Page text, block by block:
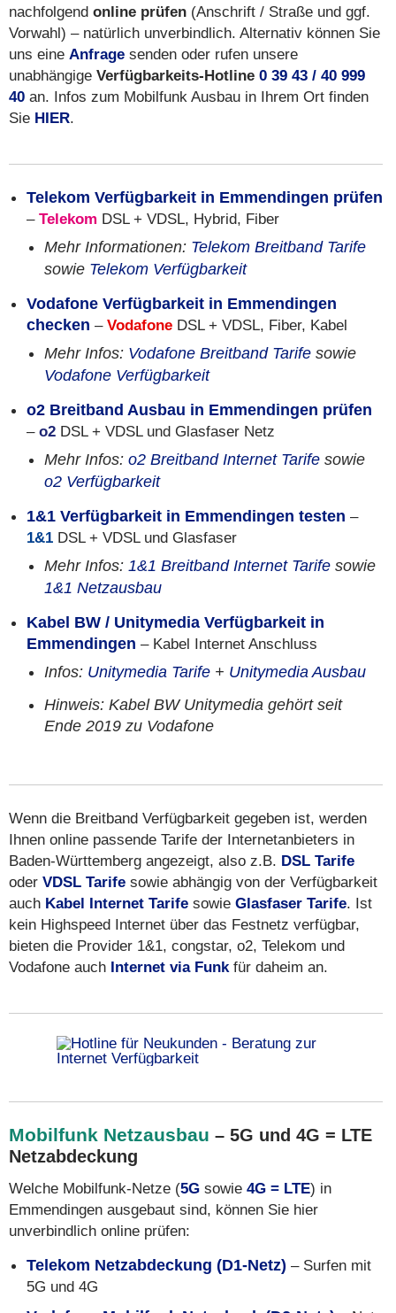
nachfolgend online prüfen (Anschrift / Straße und ggf.
Vorwahl) – natürlich unverbindlich. Alternativ können Sie
uns eine Anfrage senden oder rufen unsere
unabhängige Verfügbarkeits-Hotline 0 39 43 / 40 999
40 an. Infos zum Mobilfunk Ausbau in Ihrem Ort finden
Sie HIER.
Telekom Verfügbarkeit in Emmendingen prüfen
– Telekom DSL + VDSL, Hybrid, Fiber
Mehr Informationen: Telekom Breitband Tarife
sowie Telekom Verfügbarkeit
Vodafone Verfügbarkeit in Emmendingen
checken – Vodafone DSL + VDSL, Fiber, Kabel
Mehr Infos: Vodafone Breitband Tarife sowie
Vodafone Verfügbarkeit
o2 Breitband Ausbau in Emmendingen prüfen
– o2 DSL + VDSL und Glasfaser Netz
Mehr Infos: o2 Breitband Internet Tarife sowie
o2 Verfügbarkeit
1&1 Verfügbarkeit in Emmendingen testen –
1&1 DSL + VDSL und Glasfaser
Mehr Infos: 1&1 Breitband Internet Tarife sowie
1&1 Netzausbau
Kabel BW / Unitymedia Verfügbarkeit in
Emmendingen – Kabel Internet Anschluss
Infos: Unitymedia Tarife + Unitymedia Ausbau
Hinweis: Kabel BW Unitymedia gehört seit
Ende 2019 zu Vodafone
Wenn die Breitband Verfügbarkeit gegeben ist, werden
Ihnen online passende Tarife der Internetanbieters in
Baden-Württemberg angezeigt, also z.B. DSL Tarife
oder VDSL Tarife sowie abhängig von der Verfügbarkeit
auch Kabel Internet Tarife sowie Glasfaser Tarife. Ist
kein Highspeed Internet über das Festnetz verfügbar,
bieten die Provider 1&1, congstar, o2, Telekom und
Vodafone auch Internet via Funk für daheim an.
Mobilfunk Netzausbau – 5G und 4G = LTE
Netzabdeckung
Welche Mobilfunk-Netze (5G sowie 4G = LTE) in
Emmendingen ausgebaut sind, können Sie hier
unverbindlich online prüfen:
Telekom Netzabdeckung (D1-Netz) – Surfen mit
5G und 4G